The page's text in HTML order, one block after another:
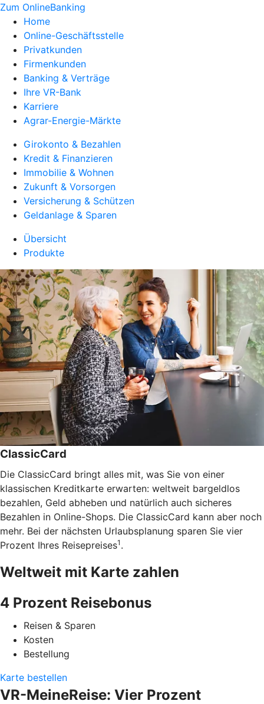
Zum OnlineBanking
Home
Online-Geschäftsstelle
Privatkunden
Firmenkunden
Banking & Verträge
Ihre VR-Bank
Karriere
Agrar-Energie-Märkte
Girokonto & Bezahlen
Kredit & Finanzieren
Immobilie & Wohnen
Zukunft & Vorsorgen
Versicherung & Schützen
Geldanlage & Sparen
Übersicht
Produkte
ClassicCard
Die ClassicCard bringt alles mit, was Sie von einer
klassischen Kreditkarte erwarten: weltweit bargeldlos
bezahlen, Geld abheben und natürlich auch sicheres
Bezahlen in Online-Shops. Die ClassicCard kann aber noch
mehr. Bei der nächsten Urlaubsplanung sparen Sie vier
Prozent Ihres Reisepreises1 .
Weltweit mit Karte zahlen
4 Prozent Reisebonus
Reisen & Sparen
Kosten
Bestellung
Karte bestellen
VR-MeineReise: Vier Prozent